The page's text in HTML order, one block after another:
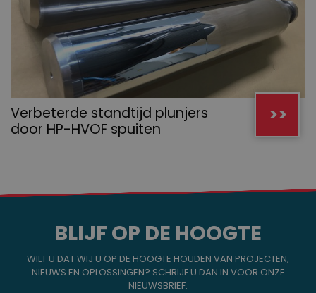
>>
Verbeterde standtijd plunjers
door HP-HVOF spuiten
BLIJF OP DE HOOGTE
WILT U DAT WIJ U OP DE HOOGTE HOUDEN VAN PROJECTEN,
NIEUWS EN OPLOSSINGEN? SCHRIJF U DAN IN VOOR ONZE
NIEUWSBRIEF.